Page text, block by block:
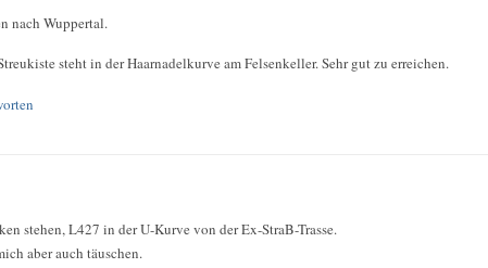
nach Wuppertal.
steht in der Haarnadelkurve am Felsenkeller. Sehr gut zu erreichen.
stehen, L427 in der U-Kurve von der Ex-StraB-Trasse.
aber auch täuschen.